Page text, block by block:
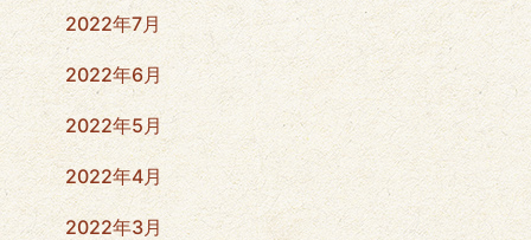
2022年7月
2022年6月
2022年5月
2022年4月
2022年3月